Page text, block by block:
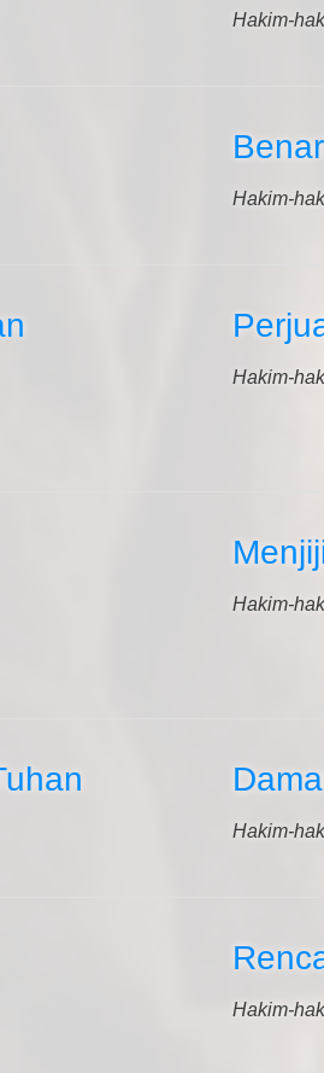
Hakim-
Hakim-
Hakim-
Hakim-
Hakim-
Hakim-